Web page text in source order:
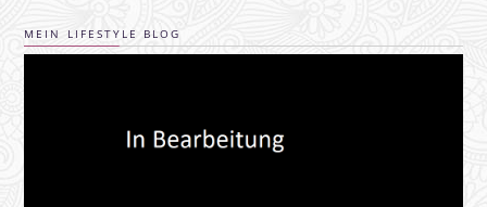
MEIN LIFESTYLE BLOG